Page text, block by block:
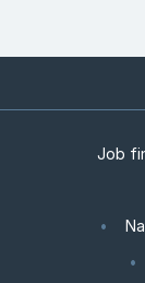
Job